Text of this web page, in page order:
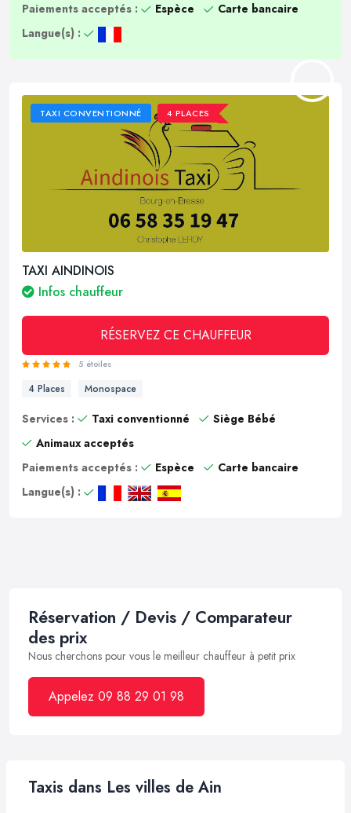
Paiements acceptés :
Espèce
Carte bancaire
Langue(s) :
TAXI CONVENTIONNÉ 4 PLACES
TAXI AINDINOIS
Infos chauffeur
RÉSERVEZ CE CHAUFFEUR
5 étoiles
4 Places Monospace
Services : Taxi conventionné
Siège Bébé
Animaux acceptés
Paiements acceptés :
Espèce
Carte bancaire
Langue(s) :
Réservation / Devis / Comparateur
des prix
Nous cherchons pour vous le meilleur chauffeur à petit prix
Appelez 09 88 29 01 98
Taxis dans Les villes de Ain